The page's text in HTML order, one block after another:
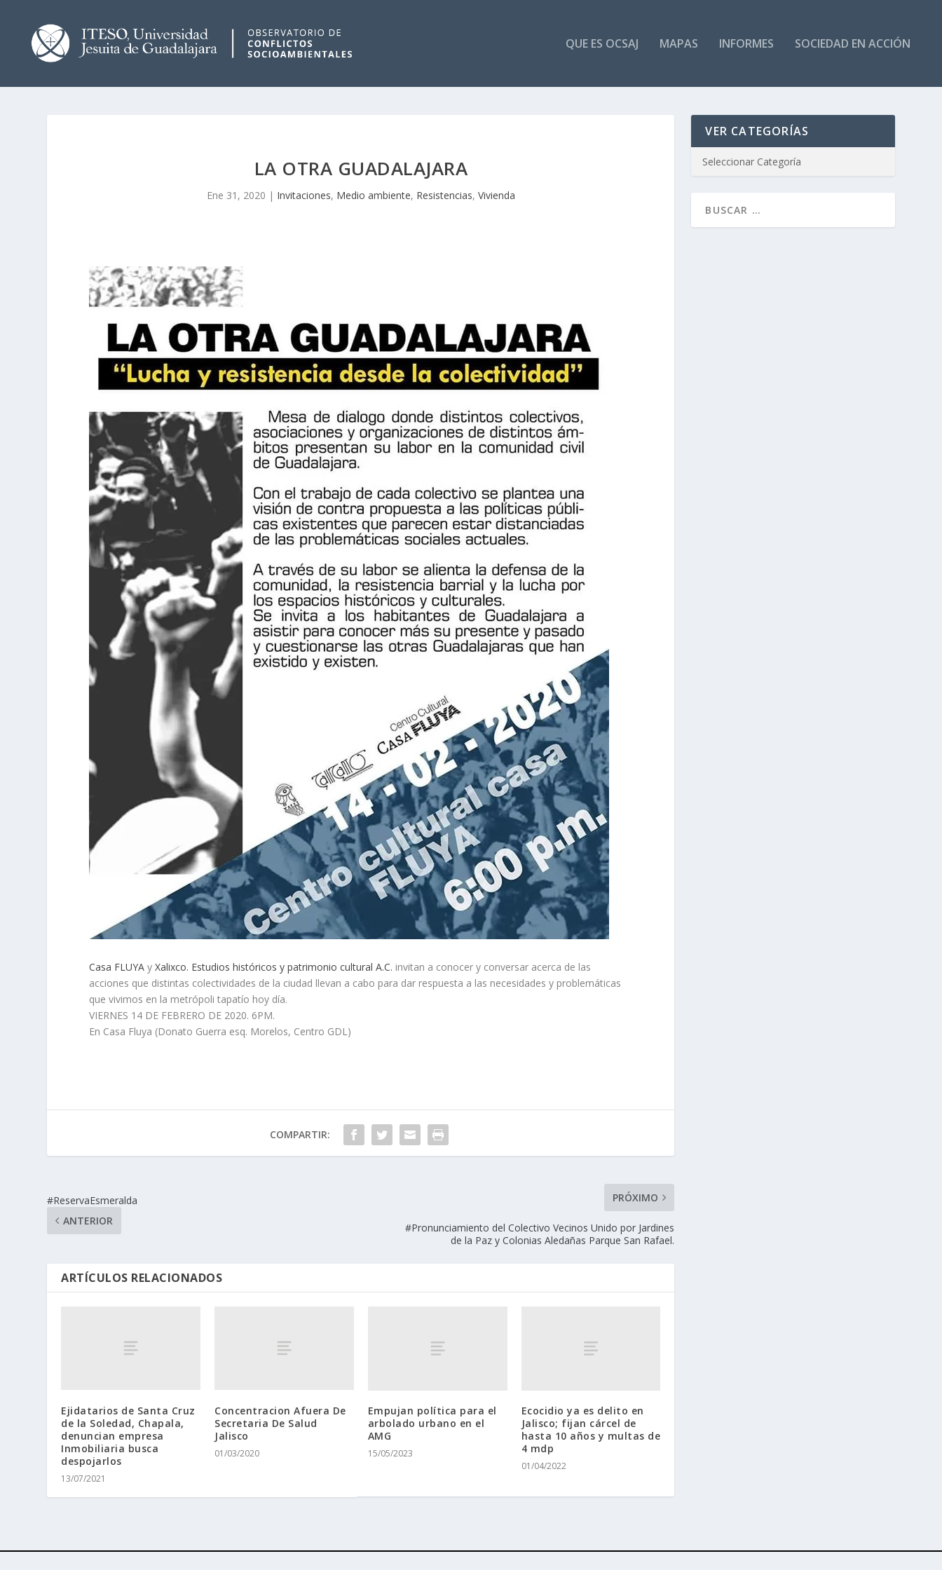
QUE ES OCSAJ MAPAS INFORMES SOCIEDAD EN ACCIÓN
LA OTRA GUADALAJARA
Ene 31, 2020 | Invitaciones, Medio ambiente, Resistencias, Vivienda
Casa FLUYA yXalixco. Estudios históricos y patrimonio cultural A.C. invitan a conocer y conversar acerca de las
acciones que distintas colectividades de la ciudad llevan a cabo para dar respuesta a las necesidades y problemáticas
que vivimos en la metrópoli tapatío hoy día.
VIERNES 14 DE FEBRERO DE 2020. 6PM.
En Casa Fluya (Donato Guerra esq. Morelos, Centro GDL)
COMPARTIR:
#ReservaEsmeralda
ANTERIOR
PRÓXIMO
#Pronunciamiento del Colectivo Vecinos Unido por Jardines
de la Paz y Colonias Aledañas Parque San Rafael.
ARTÍCULOS RELACIONADOS
Ejidatarios de Santa Cruz
de la Soledad, Chapala,
denuncian empresa
Inmobiliaria busca
despojarlos
13/07/2021
Concentracion Afuera De
Secretaria De Salud
Jalisco
01/03/2020
Empujan política para el
arbolado urbano en el
AMG
15/05/2023
Ecocidio ya es delito en
Jalisco; fijan cárcel de
hasta 10 años y multas de
4 mdp
01/04/2022
VER CATEGORÍAS